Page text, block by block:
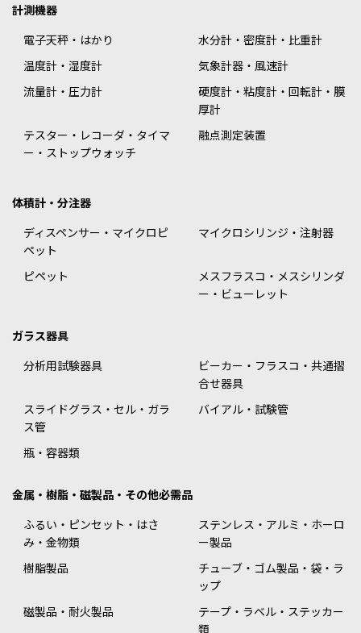
計測機器
電子天秤・はかり
水分計・密度計・比重計
温度計・湿度計
気象計器・風速計
流量計・圧力計
硬度計・粘度計・回転計・膜
厚計
テスター・レコーダ・タイマ
ー・ストップウォッチ
融点測定装置
体積計・分注器
ディスペンサー・マイクロピ
ペット
マイクロシリンジ・注射器
ピペット
メスフラスコ・メスシリンダ
ー・ビューレット
ガラス器具
分析用試験器具
ビーカー・フラスコ・共通摺
合せ器具
スライドグラス・セル・ガラ
ス管
バイアル・試験管
瓶・容器類
金属・樹脂・磁製品・その他必需品
ふるい・ピンセット・はさ
み・金物類
ステンレス・アルミ・ホーロ
ー製品
樹脂製品
チューブ・ゴム製品・袋・ラ
ップ
磁製品・耐火製品
テープ・ラベル・ステッカー
類